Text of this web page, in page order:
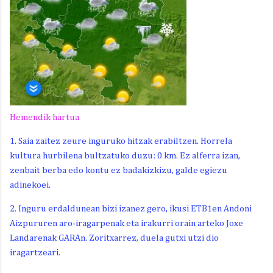
Hemendik hartua
1. Saia zaitez zeure inguruko hitzak erabiltzen. Horrela
kultura hurbilena bultzatuko duzu: 0 km. Ez alferra izan,
zenbait berba edo kontu ez badakizkizu, galde egiezu
adinekoei.
2. Inguru erdaldunean bizi izanez gero, ikusi ETB1en Andoni
Aizpururen aro-iragarpenak eta irakurri orain arteko Joxe
Landarenak GARAn. Zoritxarrez, duela gutxi utzi dio
iragartzeari.